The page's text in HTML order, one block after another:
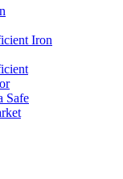
Iron
Safe